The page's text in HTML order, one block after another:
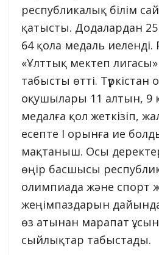
республикалық білім
қатысты. Додалардан 25
64 қола медаль
«Ұлттық мектеп
табысты өтті.
оқушылары 11 алтын, 9
медалға қол жеткізіп,
есепте I орынға ие
мақтаныш. Осы
өңір басшысы
олимпиада және спорт
жеңімпаздарын
өз атынан марапат
сыйлықтар табыстады.